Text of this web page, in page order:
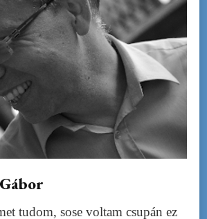
tudom, sose voltam csupán ez